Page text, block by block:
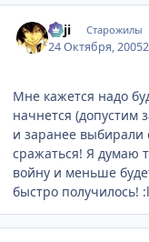
euji Старожилы
24 Октября, 2005
Мне кажется надо
начнется (допустим
и заранее выбирали
сражаться! Я думаю
войну и меньше
быстро получилось!